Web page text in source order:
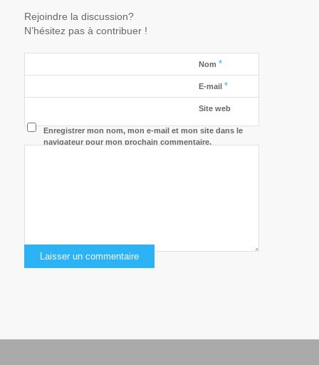
Rejoindre la discussion?
N’hésitez pas à contribuer !
Nom *
E-mail *
Site web
Enregistrer mon nom, mon e-mail et mon site dans le
navigateur pour mon prochain commentaire.